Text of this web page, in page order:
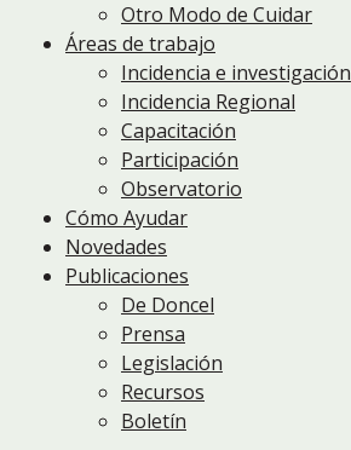
Otro Modo de Cuidar
Áreas de trabajo
Incidencia e investigación
Incidencia Regional
Capacitación
Participación
Observatorio
Cómo Ayudar
Novedades
Publicaciones
De Doncel
Prensa
Legislación
Recursos
Boletín